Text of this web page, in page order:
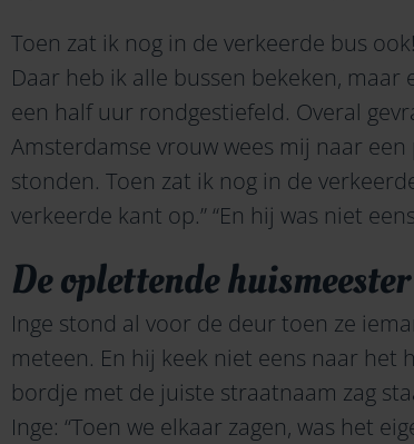
Toen zat ik nog in de verkeerde bus ook!
Daar heb ik alle bussen bekeken,
een half uur rondgestiefeld. Overal
Amsterdamse vrouw wees mij naar een
stonden. Toen zat ik nog in de
verkeerde kant op.” “En hij was niet
De oplettende huismeester
Inge stond al voor de deur toen ze
meteen. En hij keek niet eens naar het
bordje met de juiste straatnaam zag
Inge: “Toen we elkaar zagen, was het